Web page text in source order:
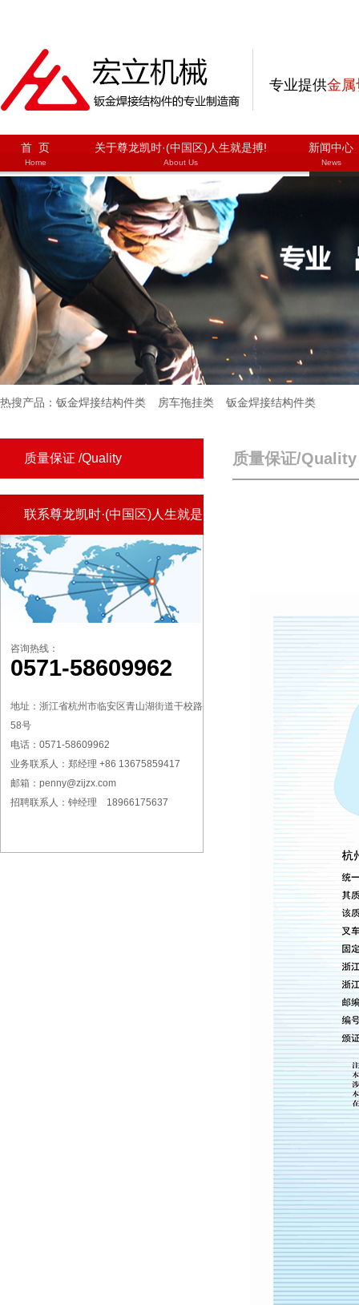
专业提供金属
首 页
Home
关于尊龙凯时·(中国区)人生就是搏!
About Us
新闻中心
News
联系尊龙凯时·(中国区)人生就是搏!
Contact Us
主营业务
Main Business
质量
热搜产品： 钣金焊接结构件类 房车拖挂类 钣金焊接结构件类
质量保证 /Quality
联系尊龙凯时·(中国区)人生就是
搏!/Contact Us
咨询热线：
0571-58609962
地址：浙江省杭州市临安区青山湖街道干校路
58号
电话：0571-58609962
业务联系人：郑经理 +86 13675859417
邮箱：penny@zijzx.com
招聘联系人：钟经理 18966175637
质量保证/Quality